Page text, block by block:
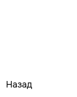
Назад